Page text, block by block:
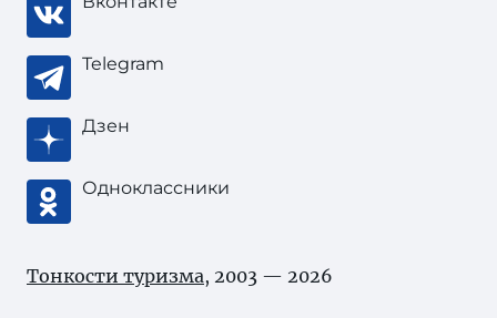
Telegram
Дзен
Одноклассники
Тонкости туризма, 2003 — 2026